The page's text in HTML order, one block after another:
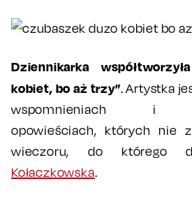
Dziennikarka
kobiet, bo aż trzy”. Artystka
wspomnieniach i
opowieściach, których nie
wieczoru, do którego
Kołaczkowska.